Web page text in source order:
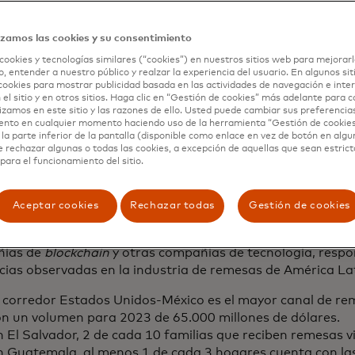
el volumen de remesas formales en América Latina
de dólares, más del doble que hace una década, y un
30 años. Según las proyecciones, 2024 marcará
simplicidad y seguridad a medida que las
a superar el envío de dinero físico a través de las
acelerada, los consumidores de América Latina
penetración de la telefonía móvil, un mayor acceso a
no bancarizadas, lo que impulsó el crecimiento de las
De hecho, a medida que estas tendencias continúan
digital en América Latina, se espera que generen un
de dólares en remesas digitales para 2026.
últimos años, los proveedores tradicionales permitieron
deblockchainy otras compañías de tecnología,
observadas en la industria de remesas de América
corredor Estados Unidos-México es el mayor canal de
un volumen para 2023 de 65.000 millones de dólares.
El Salvador, 2 de cada 10 familias que reciben remesas
las cookies y su consentimiento
y tecnologías similares (“cookies”) en nuestros sitios web para
entender a nuestro público y realzar la experiencia del usuario. En algunos
para mostrar publicidad basada en las actividades de navegación e
el sitio y en otros sitios. Haga clic en “Gestión de cookies” más adelante para
en este sitio y las razones de ello. Usted puede cambiar sus
en cualquier momento haciendo uso de la herramienta “Gestión de
la parte inferior de la pantalla (disponible como enlace en vez de botón en
rechazar algunas o todas las cookies, a excepción de aquellas que sean
el funcionamiento del sitio.
Aceptar cookies Rechazar todas Gestión de cookies